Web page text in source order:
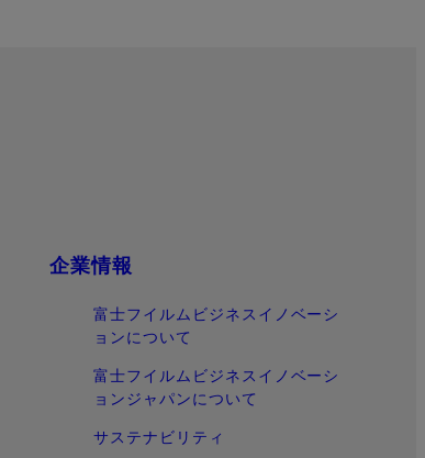
企業情報
富士フイルムビジネスイノベーシ
ョンについて
富士フイルムビジネスイノベーシ
ョンジャパンについて
サステナビリティ